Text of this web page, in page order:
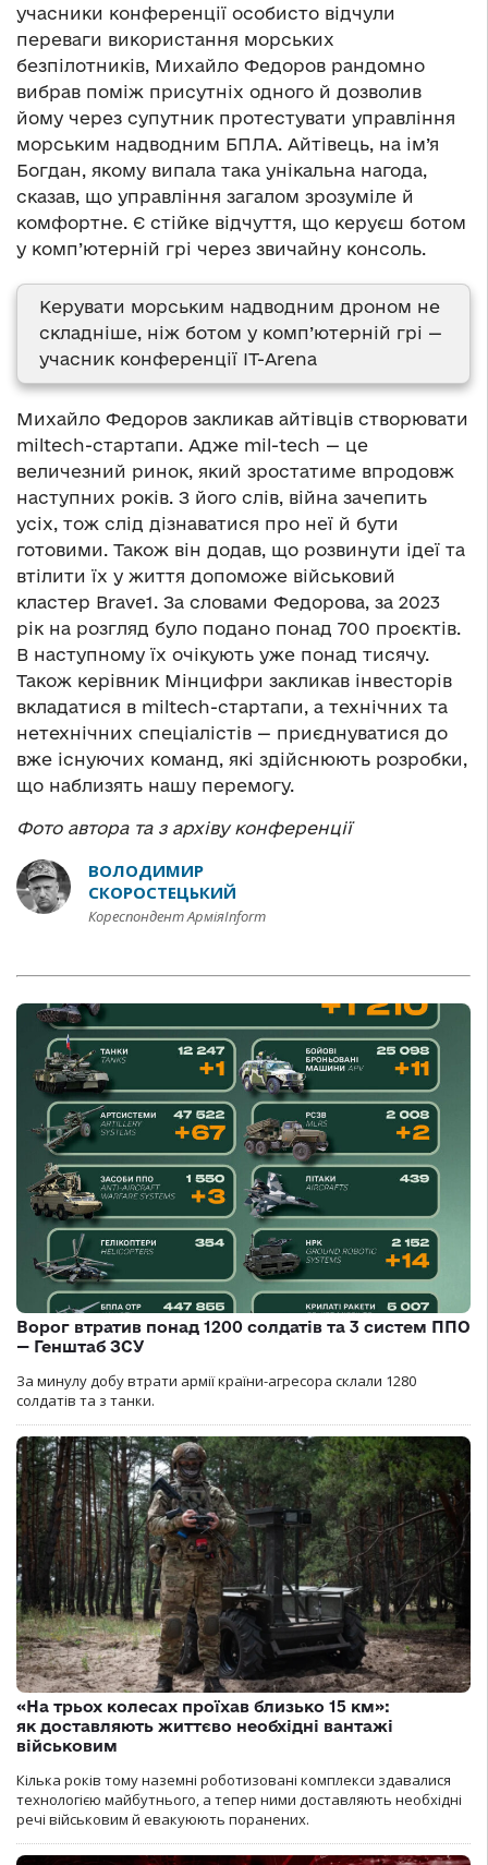
учасники конференції особисто відчули
переваги використання морських
безпілотників, Михайло Федоров рандомно
вибрав поміж присутніх одного й дозволив
йому через супутник протестувати управління
морським надводним БПЛА. Айтівець, на ім’я
Богдан, якому випала така унікальна нагода,
сказав, що управління загалом зрозуміле й
комфортне. Є стійке відчуття, що керуєш ботом
у комп’ютерній грі через звичайну консоль.
Керувати морським надводним дроном не
складніше, ніж ботом у комп’ютерній грі —
учасник конференції IT-Arena
Михайло Федоров закликав айтівців створювати
miltech-стартапи. Адже mil-tech — це
величезний ринок, який зростатиме впродовж
наступних років. З його слів, війна зачепить
усіх, тож слід дізнаватися про неї й бути
готовими. Також він додав, що розвинути ідеї та
втілити їх у життя допоможе військовий
кластер Brave1. За словами Федорова, за 2023
рік на розгляд було подано понад 700 проєктів.
В наступному їх очікують уже понад тисячу.
Також керівник Мінцифри закликав інвесторів
вкладатися в miltech-стартапи, а технічних та
нетехнічних спеціалістів — приєднуватися до
вже існуючих команд, які здійснюють розробки,
що наблизять нашу перемогу.
Фото автора та з архіву конференції
ВОЛОДИМИР
СКОРОСТЕЦЬКИЙ
Кореспондент АрміяInform
Ворог втратив понад 1200 солдатів та 3 систем ППО
— Генштаб ЗСУ
За минулу добу втрати армії країни-агресора склали 1280
солдатів та з танки.
«На трьох колесах проїхав близько 15 км»:
як доставляють життєво необхідні вантажі
військовим
Кілька років тому наземні роботизовані комплекси здавалися
технологією майбутнього, а тепер ними доставляють необхідні
речі військовим й евакуюють поранених.